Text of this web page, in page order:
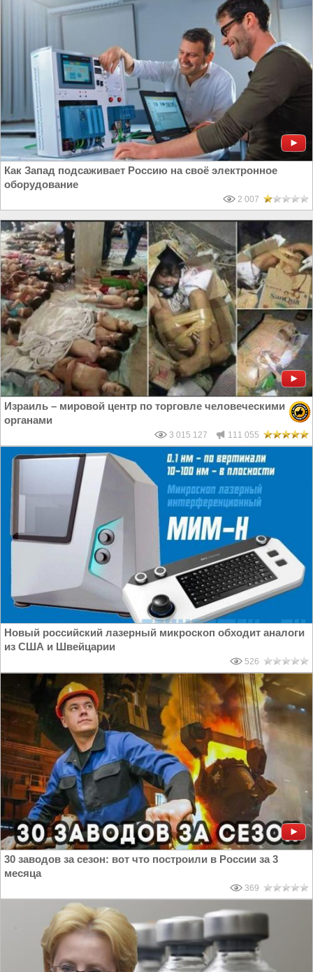
Как Запад подсаживает Россию на своё электронное
оборудование
2 007
Израиль – мировой центр по торговле человеческими
органами
3 015 127 111 055
Новый российский лазерный микроскоп обходит аналоги
из США и Швейцарии
526
30 заводов за сезон: вот что построили в России за 3
месяца
369